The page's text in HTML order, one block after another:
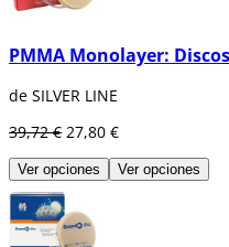
que lo
PMMA Monolayer:
de SILVER LINE
39,72 € 27,80 €
Ver opciones Ver opciones